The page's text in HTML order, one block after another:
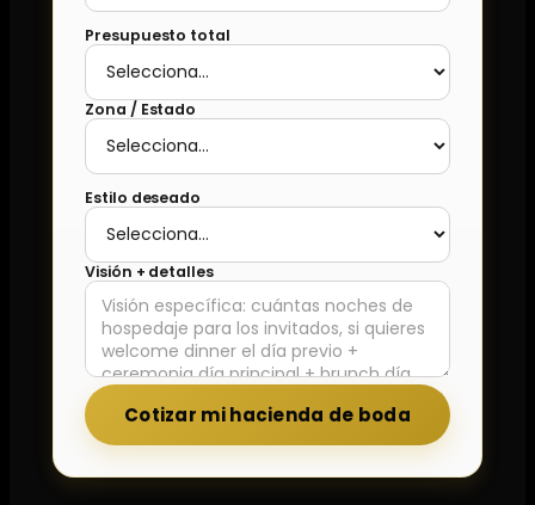
Presupuesto total
Zona / Estado
Estilo deseado
Visión + detalles
Cotizar mi hacienda de boda